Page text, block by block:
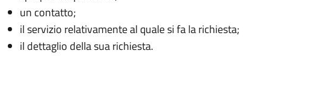
un contatto;
il servizio relativamente al quale si fa la richiesta;
il dettaglio della sua richiesta.